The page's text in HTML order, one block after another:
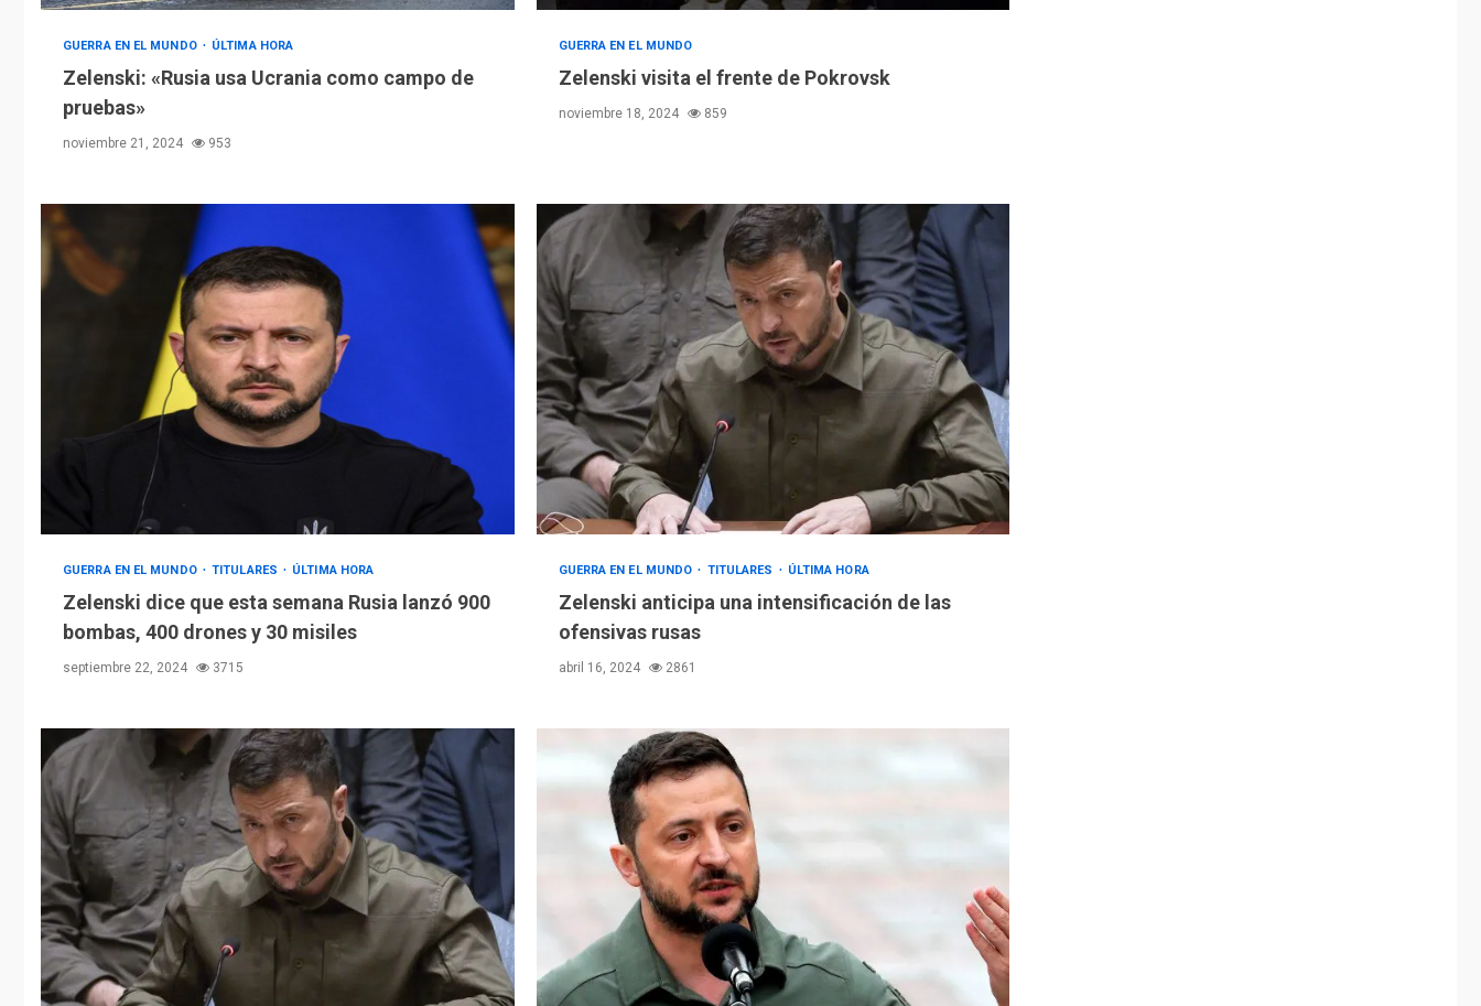
GUERRA EN EL MUNDO ÚLTIMA HORA
Zelenski: «Rusia usa Ucrania como campo de
pruebas»
noviembre 21, 2024 953
GUERRA EN EL MUNDO
Zelenski visita el frente de Pokrovsk
noviembre 18, 2024 859
GUERRA EN EL MUNDO TITULARES ÚLTIMA HORA
Zelenski dice que esta semana Rusia lanzó 900
bombas, 400 drones y 30 misiles
septiembre 22, 2024 3715
GUERRA EN EL MUNDO TITULARES ÚLTIMA HORA
Zelenski anticipa una intensificación de las
ofensivas rusas
abril 16, 2024 2861